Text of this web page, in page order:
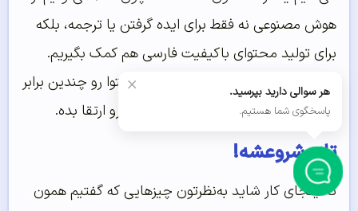
هوش مصنوعی نه فقط برای ایده گرفتن یا ترجمه، بلکه
برای تولید محتوای باکیفیت فارسی هم کمک بگیریم.
همین قابلیت می‌تونه سرعت تولید محتوا رو چندین برابر
کنه و حتی کیفیت سئوی سایت‌هامون رو ارتقا بده.
تازه شروعشه!
تا اینجای کار شاید به‌نظرتون چیزهایی که گفتیم همون
× هر سوالی دارید بپرسید.
پاسخگوی شما هستیم.